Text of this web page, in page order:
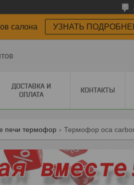
салона УЗНАТЬ
ДОСТАВКА И
ОПЛАТА
КОНТАКТЫ
печи термофор Термофор оса